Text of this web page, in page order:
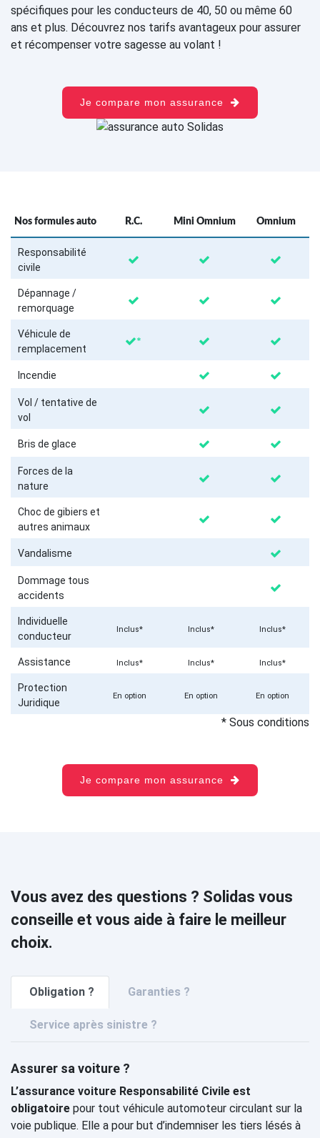
spécifiques pour les conducteurs de 40, 50 ou même 60
ans et plus. Découvrez nos tarifs avantageux pour assurer
et récompenser votre sagesse au volant !
Je compare mon assurance
Nos formules auto R.C. Mini Omnium Omnium
Responsabilité
civile
Dépannage /
remorquage
Véhicule de
remplacement
*
Incendie
Vol / tentative de
vol
Bris de glace
Forces de la
nature
Choc de gibiers et
autres animaux
Vandalisme
Dommage tous
accidents
Individuelle
conducteur
Inclus* Inclus* Inclus*
Assistance Inclus* Inclus* Inclus*
Protection
Juridique
En option En option En option
* Sous conditions
Je compare mon assurance
Vous avez des questions ? Solidas vous
conseille et vous aide à faire le meilleur
choix.
Obligation ? Garanties ?
Service après sinistre ?
Assurer sa voiture ?
L’assurance voiture Responsabilité Civile est
obligatoire pour tout véhicule automoteur circulant sur la
voie publique. Elle a pour but d’indemniser les tiers lésés à